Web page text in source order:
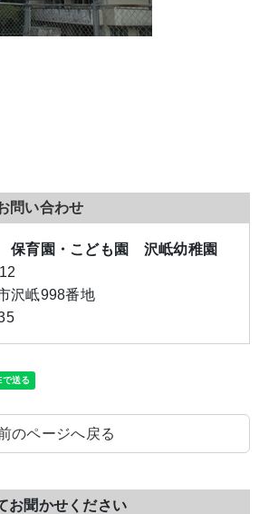
問い合わせ
保育園・こども園 沢岻幼稚園
沢岻998番地
のページへ戻る
お聞かせください